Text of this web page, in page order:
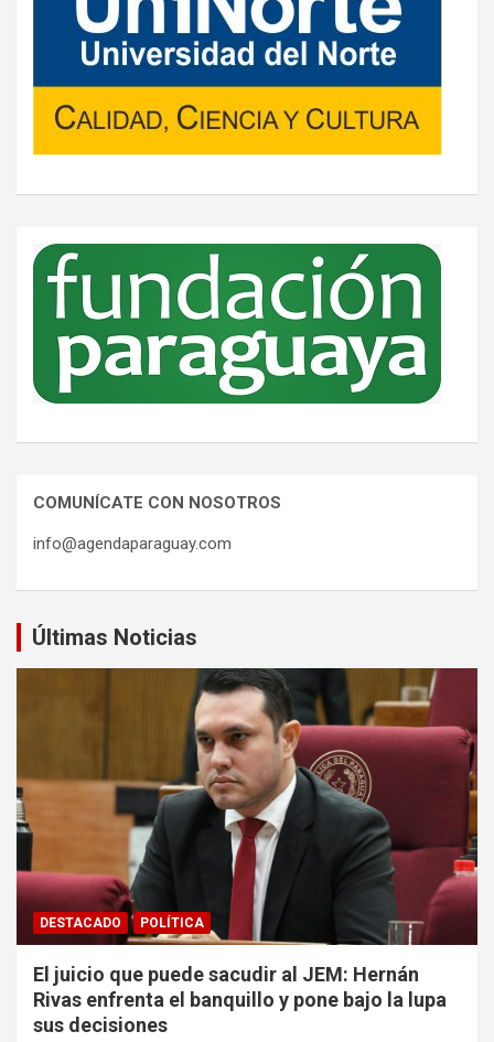
COMUNÍCATE CON NOSOTROS
info@agendaparaguay.com
Últimas Noticias
DESTACADO POLÍTICA
El juicio que puede sacudir al JEM: Hernán
Rivas enfrenta el banquillo y pone bajo la lupa
sus decisiones